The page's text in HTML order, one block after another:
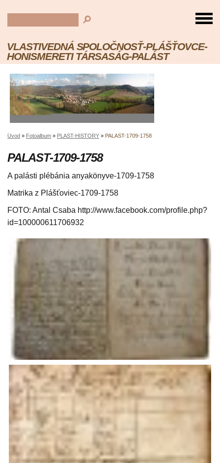
VLASTIVEDNÁ SPOLOČNOSŤ-PLÁŠŤOVCE-
HONISMERETI TÁRSASÁG-PALÁST
Úvod » Fotoalbum » PLAST-HISTORY » PALAST-1709-1758
PALAST-1709-1758
A palásti plébánia anyakönyve-1709-1758
Matrika z Plášťoviec-1709-1758
FOTO: Antal Csaba http://www.facebook.com/profile.php?
id=100000611706932